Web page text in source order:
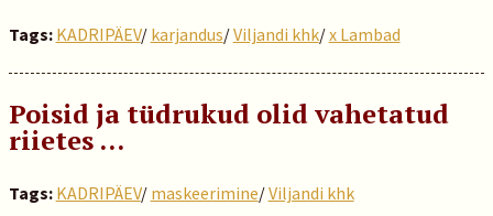
Tags: KADRIPÄEV/ karjandus/Viljandi khk/x Lambad
Poisid ja tüdrukud olid vahetatud
riietes …
Tags: KADRIPÄEV/ maskeerimine/Viljandi khk